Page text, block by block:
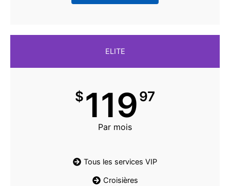
ELITE
$11997
Par mois
Tous les services VIP
Croisières